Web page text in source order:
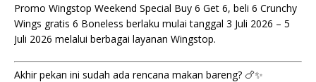
Promo Wingstop Weekend Special Buy 6 Get 6, beli 6 Crunchy
Wings gratis 6 Boneless berlaku mulai tanggal 3 Juli 2026 – 5
Juli 2026 melalui berbagai layanan Wingstop.
Akhir pekan ini sudah ada rencana makan bareng? 🍗✨